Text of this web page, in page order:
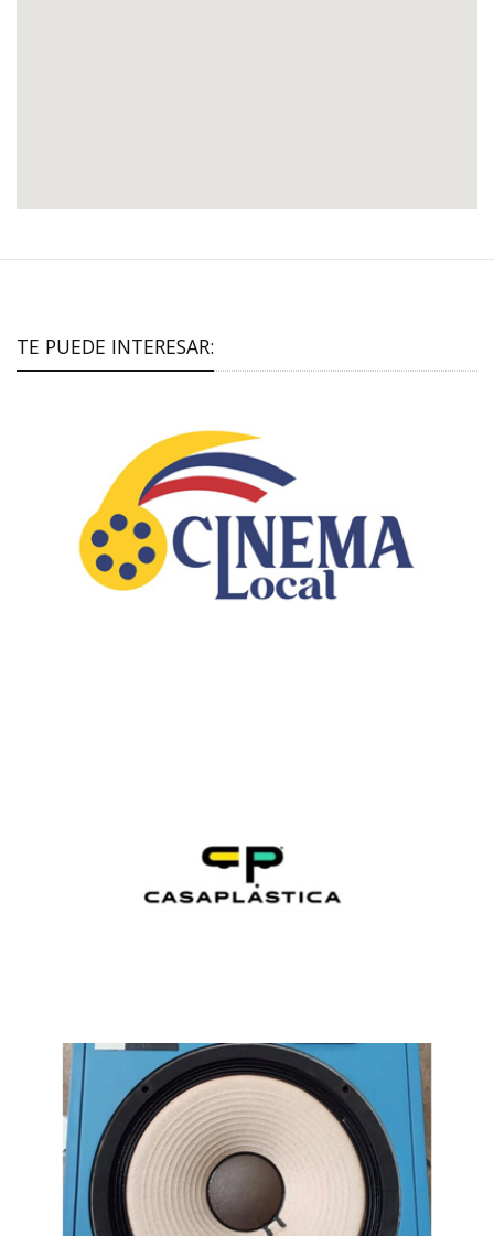
TE PUEDE INTERESAR: